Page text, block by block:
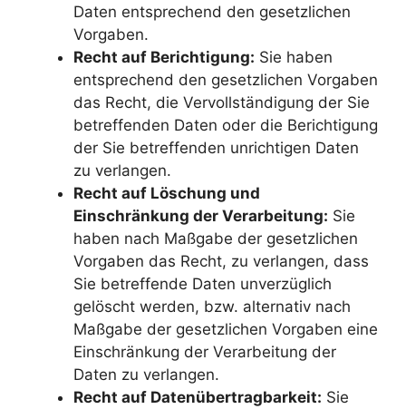
Daten entsprechend den gesetzlichen
Vorgaben.
Recht auf Berichtigung: Sie haben
entsprechend den gesetzlichen Vorgaben
das Recht, die Vervollständigung der Sie
betreffenden Daten oder die Berichtigung
der Sie betreffenden unrichtigen Daten
zu verlangen.
Recht auf Löschung und
Einschränkung der Verarbeitung: Sie
haben nach Maßgabe der gesetzlichen
Vorgaben das Recht, zu verlangen, dass
Sie betreffende Daten unverzüglich
gelöscht werden, bzw. alternativ nach
Maßgabe der gesetzlichen Vorgaben eine
Einschränkung der Verarbeitung der
Daten zu verlangen.
Recht auf Datenübertragbarkeit: Sie